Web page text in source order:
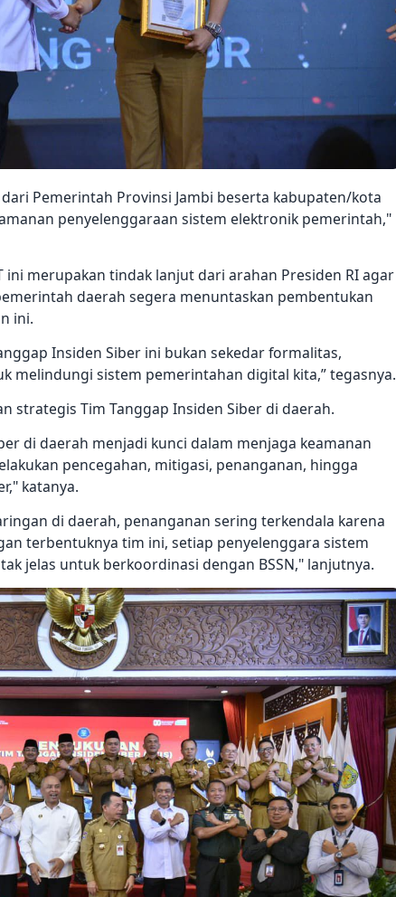
Pemerintah Provinsi Jambi beserta kabupaten/kota
penyelenggaraan sistem elektronik pemerintah,"
ini merupakan tindak lanjut dari arahan Presiden RI agar
daerah segera menuntaskan pembentukan
ini.
Insiden Siber ini bukan sekedar formalitas,
melindungi sistem pemerintahan digital kita,” tegasnya.
strategis Tim Tanggap Insiden Siber di daerah.
di daerah menjadi kunci dalam menjaga keamanan
pencegahan, mitigasi, penanganan, hingga
katanya.
di daerah, penanganan sering terkendala karena
terbentuknya tim ini, setiap penyelenggara sistem
jelas untuk berkoordinasi dengan BSSN," lanjutnya.